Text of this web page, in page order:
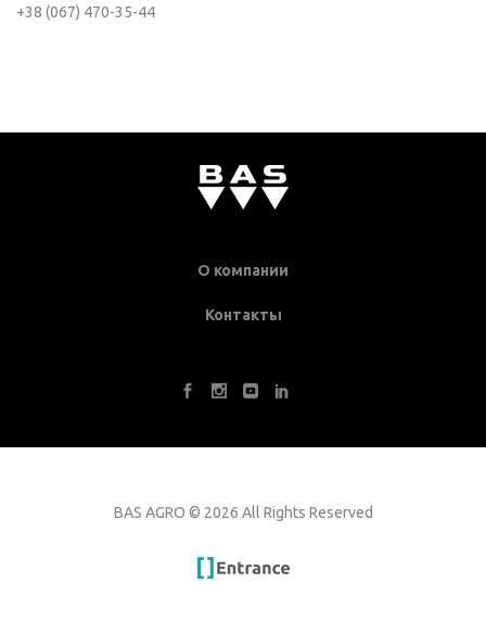
+38 (067) 470-35-44
О компании
Контакты
BAS AGRO © 2026 All Rights Reserved